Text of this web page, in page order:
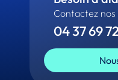
Contactez
04 37 69